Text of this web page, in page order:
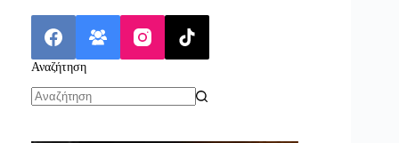
Αναζήτηση